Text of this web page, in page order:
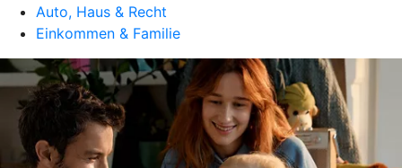
Auto, Haus & Recht
Einkommen & Familie